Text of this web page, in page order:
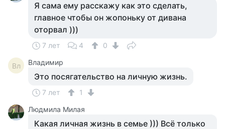
Я сама ему расскажу как это сделать,
главное чтобы он жопоньку от дивана
оторвал )))
7 лет 4 0
Вл Владимир
Это посягательство на личную жизнь.
7 лет
1
Людмила Милая
Какая личная жизнь в семье ))) Всё только